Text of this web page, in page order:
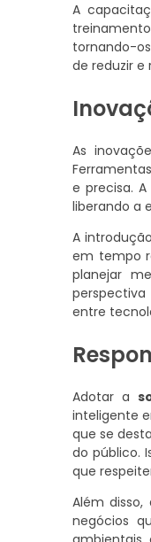
A
tornando-
de reduzir e
As
e precisa.
liberando a
A
em tempo
planejar
entre
Adotar a
inteligente
que se
do público.
que
Além
negócios